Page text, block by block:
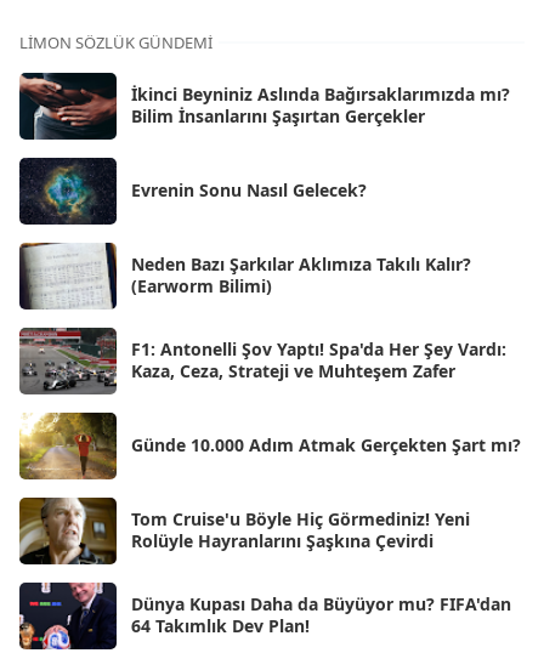
Kas 2025
Eki 2025
Eyl 2025 [56]
Ağu 2025
Tem 2025
Haz 2025
May 2025 [54]
Nis 2025 [56]
Mar 2025
Şub 2025
Oca 2025
Ara 2024 [25]
Kas 2024
Eki 2024 [46]
LIMON SÖZLÜK GÜNDEMI
İkinci Beyniniz Aslında Bağırsaklarımızda mı?
Bilim İnsanlarını Şaşırtan Gerçekler
Evrenin Sonu Nasıl Gelecek?
Neden Bazı Şarkılar Aklımıza Takılı Kalır?
(Earworm Bilimi)
F1: Antonelli Şov Yaptı! Spa'da Her Şey Vardı:
Kaza, Ceza, Strateji ve Muhteşem Zafer
Günde 10.000 Adım Atmak Gerçekten Şart mı?
Tom Cruise'u Böyle Hiç Görmediniz! Yeni
Rolüyle Hayranlarını Şaşkına Çevirdi
Dünya Kupası Daha da Büyüyor mu? FIFA'dan
64 Takımlık Dev Plan!